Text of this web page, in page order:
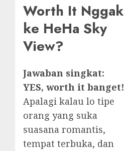
Worth It Nggak
ke HeHa Sky
View?
Jawaban singkat:
YES, worth it banget!
Apalagi kalau lo tipe
orang yang suka
suasana romantis,
tempat terbuka, dan